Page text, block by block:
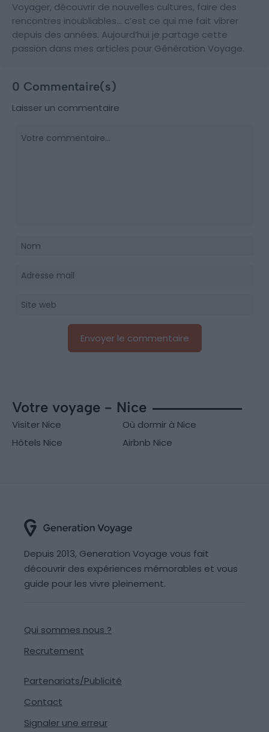
Voyager, découvrir de nouvelles cultures, faire des
rencontres inoubliables… c’est ce qui me fait vibrer
depuis des années. Aujourd’hui je partage cette
passion dans mes articles pour Génération Voyage.
0 Commentaire(s)
Laisser un commentaire
Votre voyage - Nice
Visiter Nice
Où dormir à Nice
Hôtels Nice
Airbnb Nice
Depuis 2013, Generation Voyage vous fait
découvrir des expériences mémorables et vous
guide pour les vivre pleinement.
Qui sommes nous ?
Recrutement
Partenariats/Publicité
Contact
Signaler une erreur